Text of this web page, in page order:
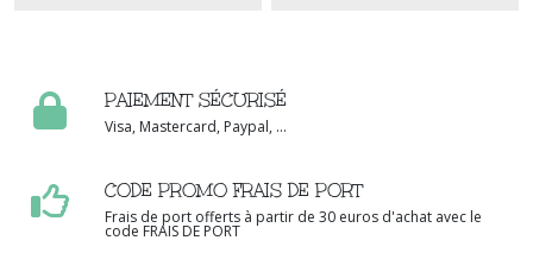
PAIEMENT SÉCURISÉ
Visa, Mastercard, Paypal, ...
CODE PROMO FRAIS DE PORT
Frais de port offerts à partir de 30 euros d'achat avec le
code FRAIS DE PORT